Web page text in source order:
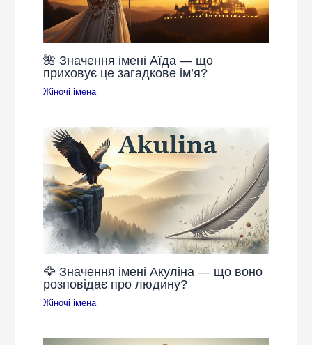
🌺 Значення імені Аїда — що
приховує це загадкове ім’я?
Жіночі імена
🦅 Значення імені Акуліна — що воно
розповідає про людину?
Жіночі імена